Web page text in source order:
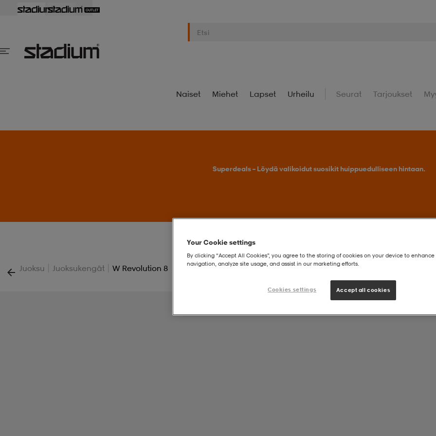
Naiset Miehet Lapset Urheilu Seurat Tarjoukset
Superdeals – Löydä valikoidut suosikit huippuedulliseen hintaan.
Juoksu | Juoksukengät | W Revolution 8
Your Cookie settings
By clicking “Accept All Cookies”, you agree to the storing of cookies on your device to enhance
navigation, analyze site usage, and assist in our marketing efforts.
Cookies settings Accept all cookies